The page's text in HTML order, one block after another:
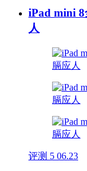
iPad mini 8
人
评测 5 06.23